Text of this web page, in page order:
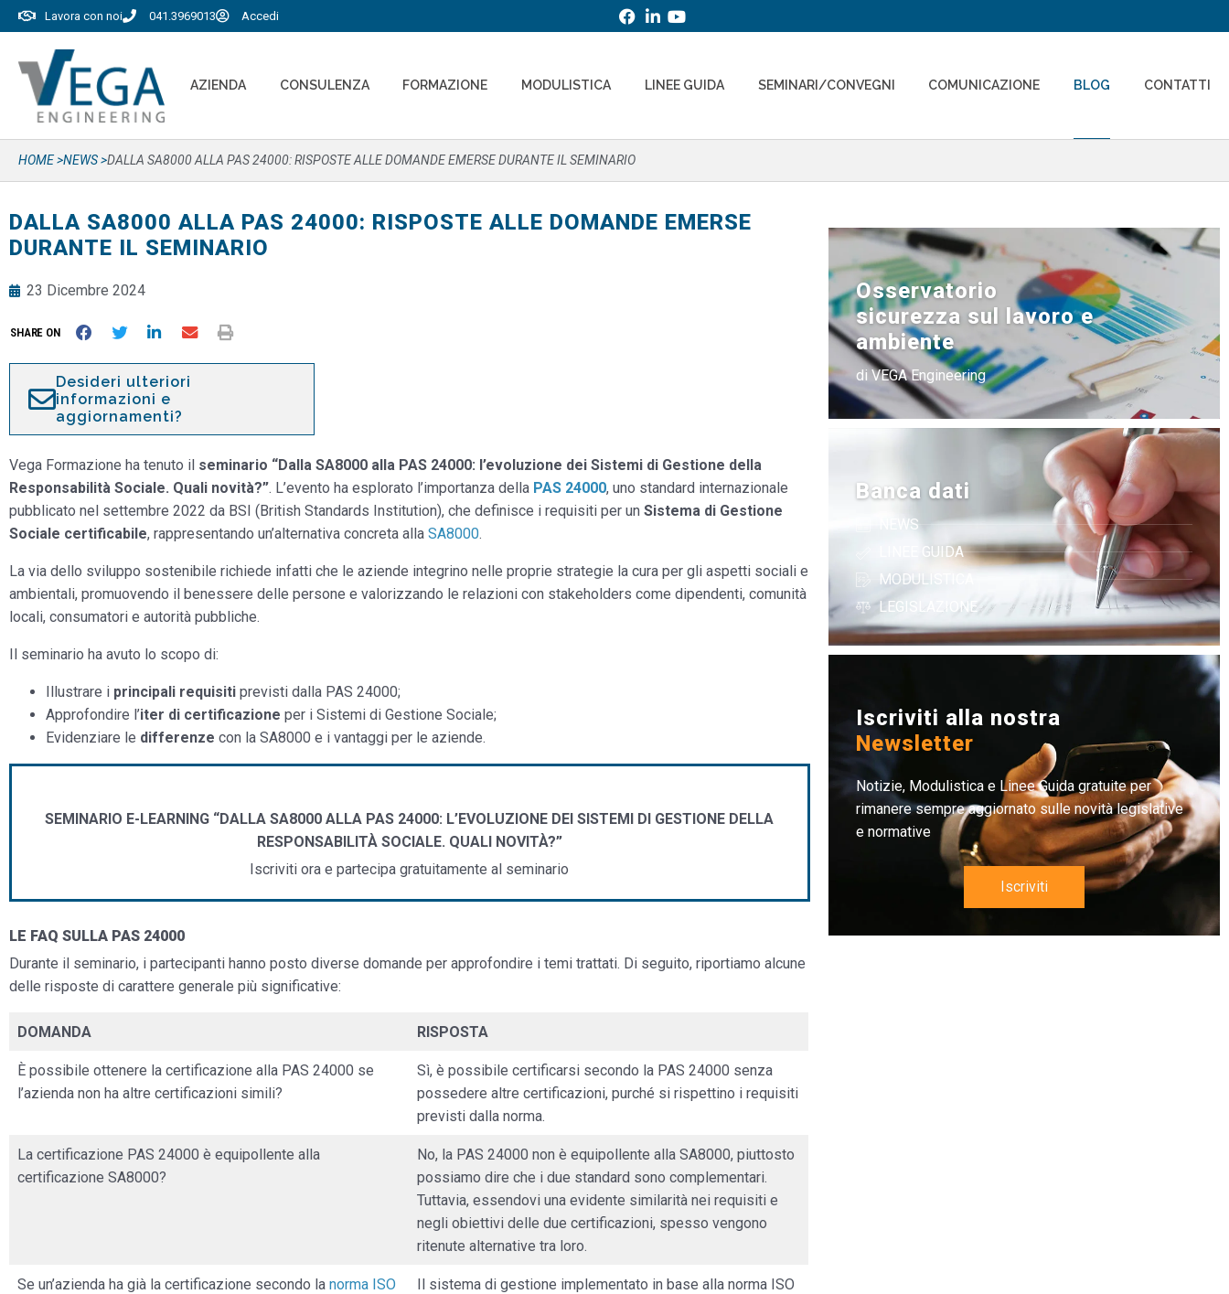
Lavora con noi 041.3969013 Accedi
AZIENDA CONSULENZA FORMAZIONE MODULISTICA LINEE GUIDA SEMINARI/CONVEGNI COMUNICAZIONE BLOG CONTATTI
HOME >NEWS >DALLA SA8000 ALLA PAS 24000: RISPOSTE ALLE DOMANDE EMERSE DURANTE IL SEMINARIO
DALLA SA8000 ALLA PAS 24000: RISPOSTE ALLE DOMANDE EMERSE
DURANTE IL SEMINARIO
23 Dicembre 2024
SHARE ON
Desideri ulteriori
informazioni e
aggiornamenti?
Vega Formazione ha tenuto il seminario “Dalla SA8000 alla PAS 24000: l’evoluzione dei Sistemi di Gestione della
Responsabilità Sociale. Quali novità?”. L’evento ha esplorato l’importanza della PAS 24000, uno standard internazionale
pubblicato nel settembre 2022 da BSI (British Standards Institution), che definisce i requisiti per un Sistema di Gestione
Sociale certificabile, rappresentando un’alternativa concreta alla SA8000.
La via dello sviluppo sostenibile richiede infatti che le aziende integrino nelle proprie strategie la cura per gli aspetti sociali e
ambientali, promuovendo il benessere delle persone e valorizzando le relazioni con stakeholders come dipendenti, comunità
locali, consumatori e autorità pubbliche.
Il seminario ha avuto lo scopo di:
Illustrare i principali requisiti previsti dalla PAS 24000;
Approfondire l’iter di certificazione per i Sistemi di Gestione Sociale;
Evidenziare le differenze con la SA8000 e i vantaggi per le aziende.
SEMINARIO E-LEARNING “DALLA SA8000 ALLA PAS 24000: L’EVOLUZIONE DEI SISTEMI DI GESTIONE DELLA
RESPONSABILITÀ SOCIALE. QUALI NOVITÀ?”
Iscriviti ora e partecipa gratuitamente al seminario
LE FAQ SULLA PAS 24000
Durante il seminario, i partecipanti hanno posto diverse domande per approfondire i temi trattati. Di seguito, riportiamo alcune
delle risposte di carattere generale più significative:
DOMANDA RISPOSTA
È possibile ottenere la certificazione alla PAS 24000 se
l’azienda non ha altre certificazioni simili?
Sì, è possibile certificarsi secondo la PAS 24000 senza
possedere altre certificazioni, purché si rispettino i requisiti
previsti dalla norma.
La certificazione PAS 24000 è equipollente alla
certificazione SA8000?
No, la PAS 24000 non è equipollente alla SA8000, piuttosto
possiamo dire che i due standard sono complementari.
Tuttavia, essendovi una evidente similarità nei requisiti e
negli obiettivi delle due certificazioni, spesso vengono
ritenute alternative tra loro.
Se un’azienda ha già la certificazione secondo la norma ISO
Il sistema di gestione implementato in base alla norma ISO
Banca dati
NEWS
LINEE GUIDA
MODULISTICA
LEGISLAZIONE
Osservatorio
sicurezza sul lavoro e
ambiente
di VEGA Engineering
Iscriviti alla nostra
Newsletter
Notizie, Modulistica e Linee Guida gratuite per
rimanere sempre aggiornato sulle novità legislative
e normative
Iscriviti